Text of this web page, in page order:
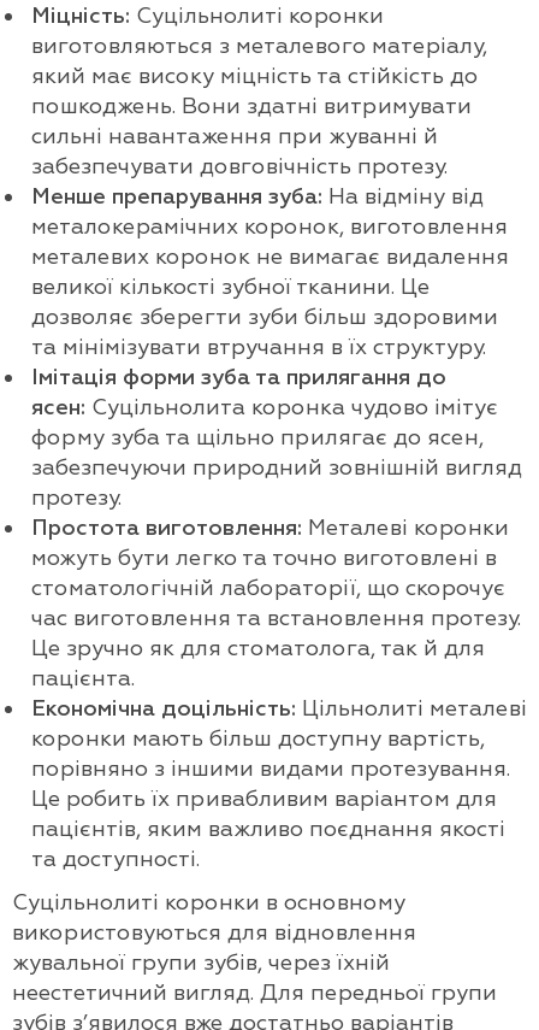
Міцність: Суцільнолиті коронки
виготовляються з металевого матеріалу,
який має високу міцність та стійкість до
пошкоджень. Вони здатні витримувати
сильні навантаження при жуванні й
забезпечувати довговічність протезу.
Менше препарування зуба: На відміну від
металокерамічних коронок, виготовлення
металевих коронок не вимагає видалення
великої кількості зубної тканини. Це
дозволяє зберегти зуби більш здоровими
та мінімізувати втручання в їх структуру.
Імітація форми зуба та прилягання до
ясен: Суцільнолита коронка чудово імітує
форму зуба та щільно прилягає до ясен,
забезпечуючи природний зовнішній вигляд
протезу.
Простота виготовлення: Металеві коронки
можуть бути легко та точно виготовлені в
стоматологічній лабораторії, що скорочує
час виготовлення та встановлення протезу.
Це зручно як для стоматолога, так й для
пацієнта.
Економічна доцільність: Цільнолиті металеві
коронки мають більш доступну вартість,
порівняно з іншими видами протезування.
Це робить їх привабливим варіантом для
пацієнтів, яким важливо поєднання якості
та доступності.
Суцільнолиті коронки в основному
використовуються для відновлення
жувальної групи зубів, через їхній
неестетичний вигляд. Для передньої групи
зубів з’явилося вже достатньо варіантів